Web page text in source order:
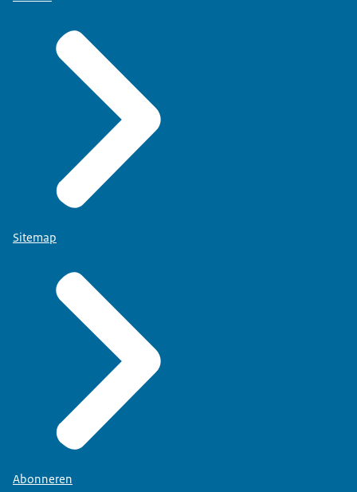
Sitemap
Abonneren